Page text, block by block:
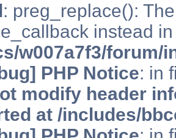
: preg_replace():
instead in
w007a7f3/forum/
PHP Notice: in
modify header
at /includes/